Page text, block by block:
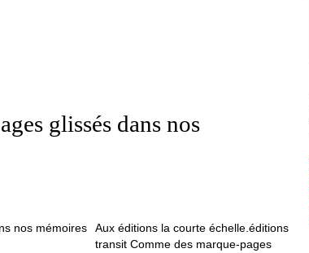
glissés dans nos
Aux éditions la courte échelle.éditions
transit Comme des marque-pages